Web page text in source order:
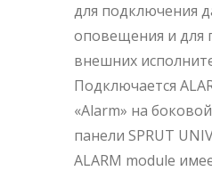
для подключения
оповещения и для
внешних
Подключается
«Alarm» на боковой
панели SPRUT
ALARM module